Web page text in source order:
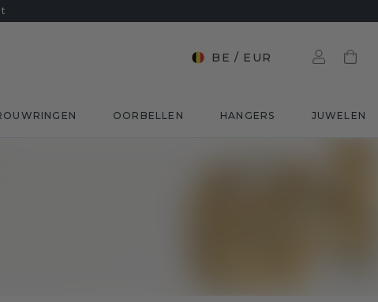
BE / EUR
OORBELLEN HANGERS JUWELEN